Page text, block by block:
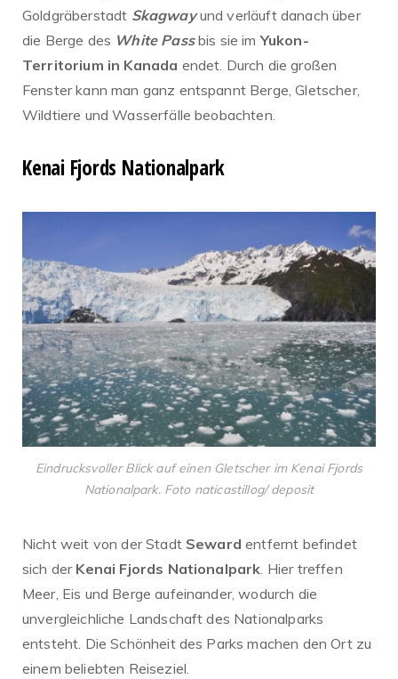
Goldgräberstadt Skagwayund verläuft danach über
die Berge des White Passbis sie imYukon-
Territorium in Kanada endet. Durch die großen
Fenster kann man ganz entspannt Berge, Gletscher,
Wildtiere und Wasserfälle beobachten.
Kenai Fjords Nationalpark
Eindrucksvoller Blick auf einen Gletscher im Kenai Fjords
Nationalpark. Foto naticastillog/ deposit
Nicht weit von der Stadt Seward entfernt befindet
sich der Kenai Fjords Nationalpark . Hier treffen
Meer, Eis und Berge aufeinander, wodurch die
unvergleichliche Landschaft des Nationalparks
entsteht. Die Schönheit des Parks machen den Ort zu
einem beliebten Reiseziel.